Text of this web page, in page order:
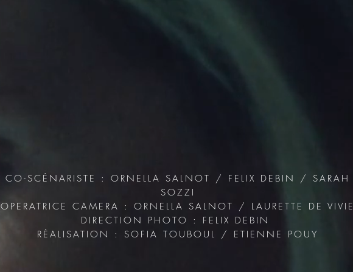
CO-SCÉNARISTE : ORNELLA SALNOT / FELIX DEBIN / SARAH
SOZZI
OPERATRICE CAMERA : ORNELLA SALNOT / LAURETTE DE VIVIE
DIRECTION PHOTO : FELIX DEBIN
RÉALISATION : SOFIA TOUBOUL / ETIENNE POUY